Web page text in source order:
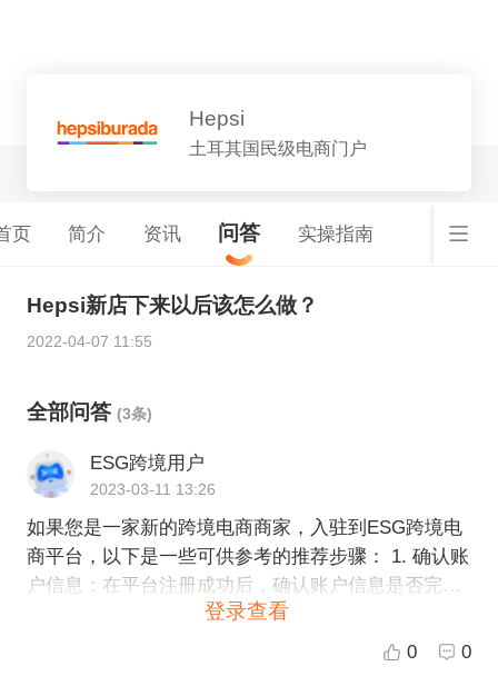
Hepsi
土耳其国民级电商门户
页 简介 资讯 问答 实操指南
Hepsi新店下来以后该怎么做？
2022-04-07 11:55
全部问答 (3条)
ESG跨境用户
2023-03-11 13:26
如果您是一家新的跨境电商商家，入驻到ESG跨境电
商平台，以下是一些可供参考的推荐步骤： 1. 确认账
户信息：在平台注册成功后，确认账户信息是否完整
和准确 ，包括店铺名称和联系方式等 2. 完善店铺信
息：上传品牌和店铺资料，包括品牌介绍、公司介
登录查看
0 0